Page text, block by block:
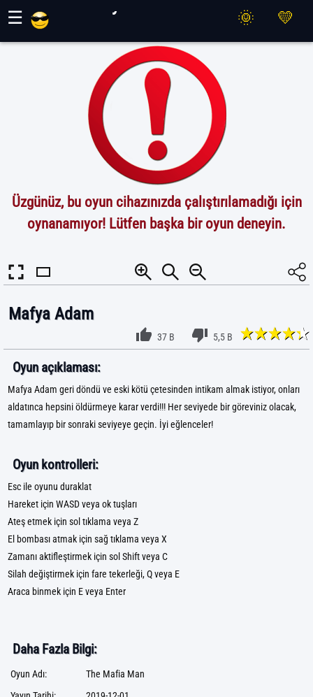
☰
Üzgünüz, bu oyun cihazınızda çalıştırılamadığı için
oynanamıyor! Lütfen başka bir oyun deneyin.
Mafya Adam
37 B 5,5 B
Oyun açıklaması:
Mafya Adam geri döndü ve eski kötü çetesinden intikam almak istiyor, onları
aldatınca hepsini öldürmeye karar verdi!!! Her seviyede bir göreviniz olacak,
tamamlayıp bir sonraki seviyeye geçin. İyi eğlenceler!
Oyun kontrolleri:
Esc ile oyunu duraklat
Hareket için WASD veya ok tuşları
Ateş etmek için sol tıklama veya Z
El bombası atmak için sağ tıklama veya X
Zamanı aktifleştirmek için sol Shift veya C
Silah değiştirmek için fare tekerleği, Q veya E
Araca binmek için E veya Enter
Daha Fazla Bilgi:
Oyun Adı:
The Mafia Man